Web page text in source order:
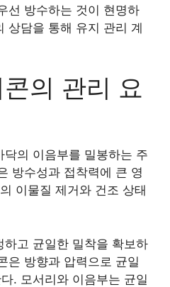
선 방수하는 것이 현명하
상담을 통해 유지 관리 계
의 관리 요
의 이음부를 밀봉하는 주
방수성과 접착력에 큰 영
이물질 제거와 건조 상태
고 균일한 밀착을 확보하
은 방향과 압력으로 균일
. 모서리와 이음부는 균일